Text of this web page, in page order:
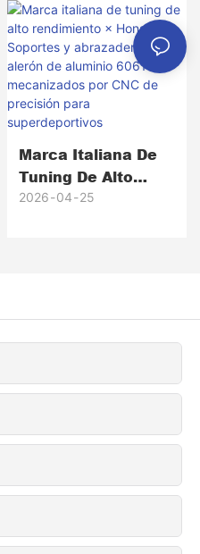
Cabezas De Putter
De Latón
Mecanizadas Por
CNC De Precisión,
Desde Prototipos
Hasta Más De 5000
Unidades De
Producción
Marca Italiana De
Tuning De Alto
Rendimiento ×
2026 04 25